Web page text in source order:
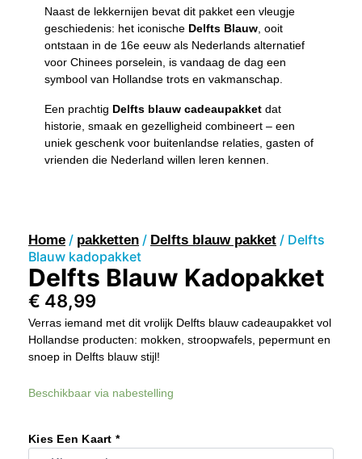
Naast de lekkernijen bevat dit pakket een vleugje
geschiedenis: het iconische Delfts Blauw, ooit
ontstaan in de 16e eeuw als Nederlands alternatief
voor Chinees porselein, is vandaag de dag een
symbool van Hollandse trots en vakmanschap.
Een prachtig Delfts blauw cadeaupakket dat
historie, smaak en gezelligheid combineert – een
uniek geschenk voor buitenlandse relaties, gasten of
vrienden die Nederland willen leren kennen.
Home / pakketten / Delfts blauw pakket / Delfts
Blauw kadopakket
Delfts Blauw Kadopakket
€ 48,99
Verras iemand met dit vrolijk Delfts blauw cadeaupakket vol
Hollandse producten: mokken, stroopwafels, pepermunt en
snoep in Delfts blauw stijl!
Beschikbaar via nabestelling
Kies Een Kaart *
Aantal